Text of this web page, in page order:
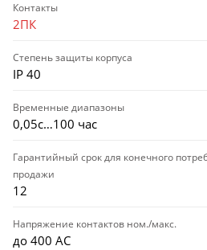
Контакты
2ПК
Степень защиты корпуса
IP 40
Временные диапазоны
0,05с…100 час
Гарантийный срок для конечного
продажи
12
Напряжение контактов ном./макс.
до 400 АС